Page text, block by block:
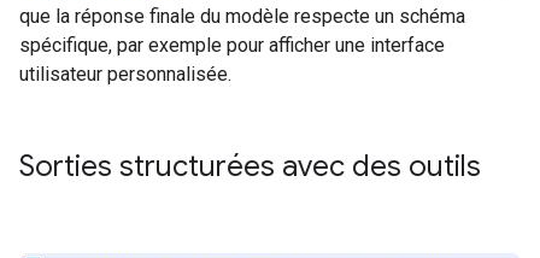
que la réponse finale du modèle respecte un schéma
spécifique, par exemple pour afficher une interface
utilisateur personnalisée.
Sorties structurées avec des outils